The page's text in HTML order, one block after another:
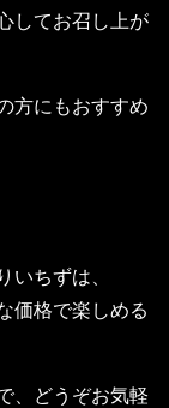
してお召し上が
方にもおすすめ
いちずは、
価格で楽しめる
、どうぞお気軽